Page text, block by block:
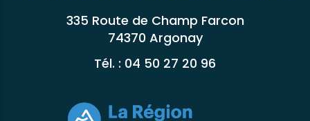
335 Route de Champ Farcon
74370 Argonay
Tél. : 04 50 27 20 96